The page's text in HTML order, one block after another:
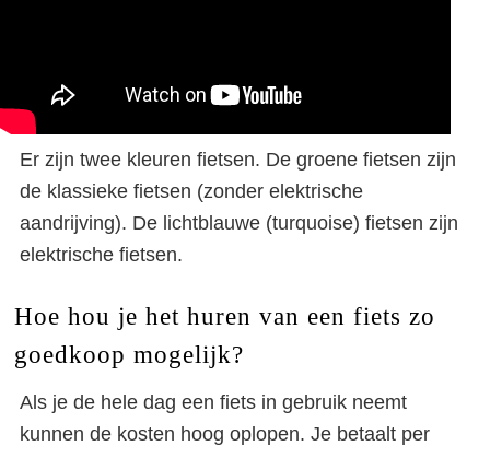
Er zijn twee kleuren fietsen. De groene fietsen zijn
de klassieke fietsen (zonder elektrische
aandrijving). De lichtblauwe (turquoise) fietsen zijn
elektrische fietsen.
Hoe hou je het huren van een fiets zo
goedkoop mogelijk?
Als je de hele dag een fiets in gebruik neemt
kunnen de kosten hoog oplopen. Je betaalt per